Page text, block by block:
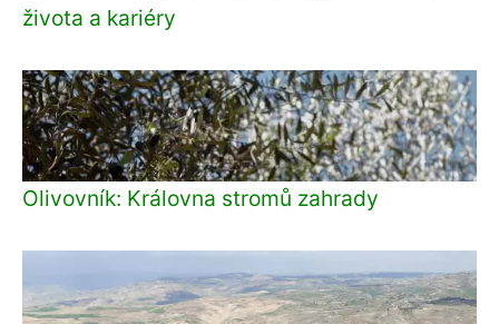
života a kariéry
Olivovník: Královna stromů zahrady